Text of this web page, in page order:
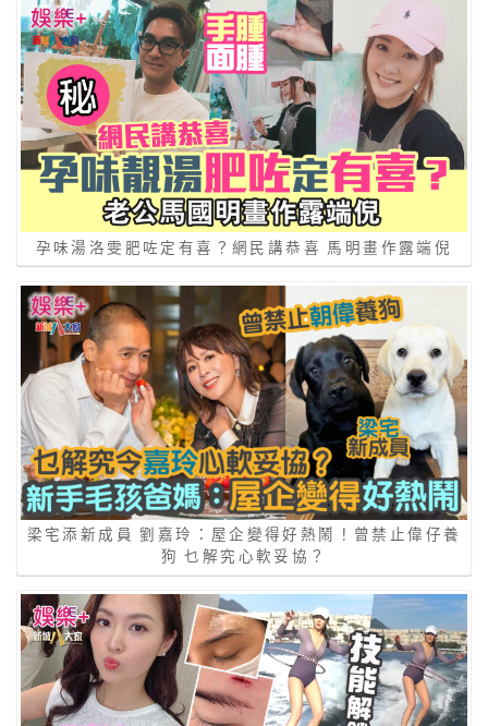
孕味湯洛雯肥咗定有喜？網民講恭喜 馬明畫作露端倪
梁宅添新成員 劉嘉玲：屋企變得好熱鬧！曾禁止偉仔養
狗 乜解究心軟妥協？